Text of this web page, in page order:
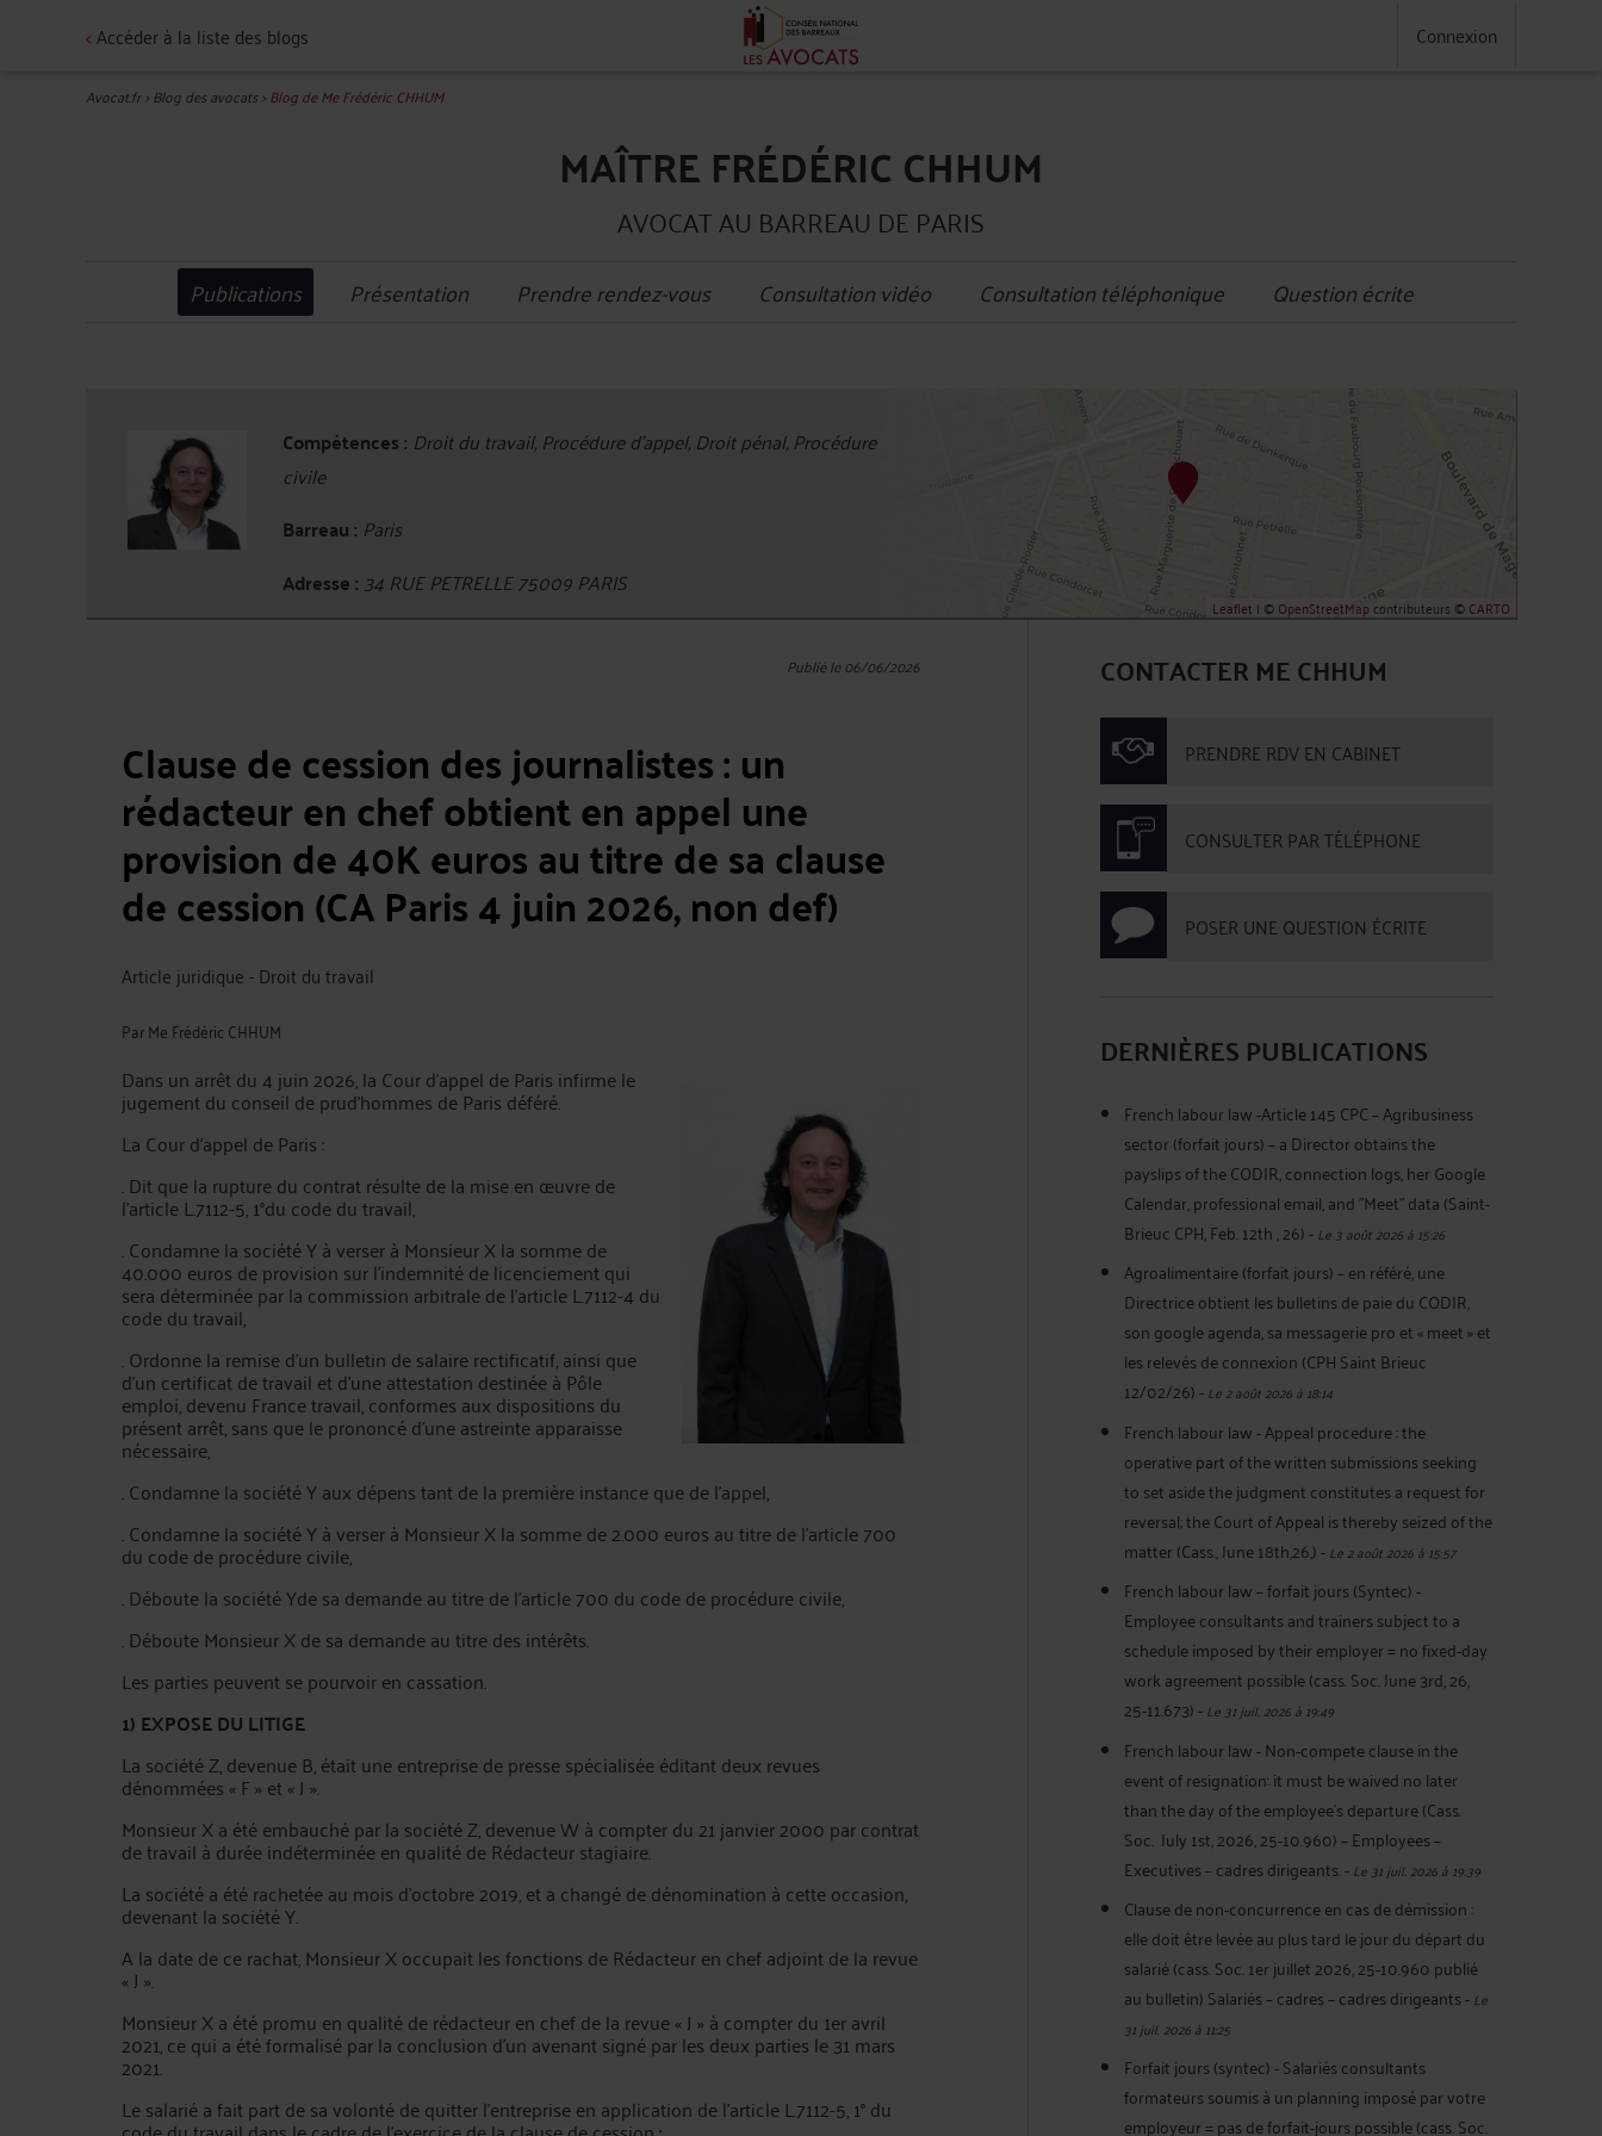
<Accéder à la liste des blogs Connexion
Avocat.fr>Blog des avocats>Blog de Me Frédéric CHHUM
MAÎTRE FRÉDÉRIC CHHUM
AVOCAT AU BARREAU DE PARIS
Publications Présentation Prendre rendez-vous Consultation vidéo Consultation téléphonique Question écrite
Compétences : Droit du travail, Procédure d'appel, Droit pénal, Procédure
civile
Barreau : Paris
Adresse : 34 RUE PETRELLE 75009 PARIS
−
Leaflet | ©OpenStreetMapcontributeurs ©CARTO
Publié le 06/06/2026
Clause de cession des journalistes : un
rédacteur en chef obtient en appel une
provision de 40K euros au titre de sa clause
de cession (CA Paris 4 juin 2026, non def)
Article juridique - Droit du travail
ParMe Frédéric CHHUM
Dans un arrêt du 4 juin 2026, la Cour d’appel de Paris infirme le
jugement du conseil de prud’hommes de Paris déféré.
La Cour d’appel de Paris :
. Dit que la rupture du contrat résulte de la mise en œuvre de
l’article L.7112-5, 1°du code du travail,
. Condamne la société Y à verser à Monsieur X la somme de
40.000 euros de provision sur l’indemnité de licenciement qui
sera déterminée par la commission arbitrale de l’article L.7112-4 du
code du travail,
. Ordonne la remise d’un bulletin de salaire rectificatif, ainsi que
d'un certificat de travail et d'une attestation destinée à Pôle
emploi, devenu France travail, conformes aux dispositions du
présent arrêt, sans que le prononcé d'une astreinte apparaisse
nécessaire,
. Condamne la société Y aux dépens tant de la première instance que de l’appel,
. Condamne la société Y à verser à Monsieur X la somme de 2.000 euros au titre de l’article 700
du code de procédure civile,
. Déboute la société Yde sa demande au titre de l’article 700 du code de procédure civile,
. Déboute Monsieur X de sa demande au titre des intérêts.
Les parties peuvent se pourvoir en cassation.
1) EXPOSE DU LITIGE
La société Z, devenue B, était une entreprise de presse spécialisée éditant deux revues
dénommées « F » et « J ».
Monsieur X a été embauché par la société Z, devenue W à compter du 21 janvier 2000 par contrat
de travail à durée indéterminée en qualité de Rédacteur stagiaire.
La société a été rachetée au mois d’octobre 2019, et a changé de dénomination à cette occasion,
devenant la société Y.
A la date de ce rachat, Monsieur X occupait les fonctions de Rédacteur en chef adjoint de la revue
« J ».
Monsieur X a été promu en qualité de rédacteur en chef de la revue « J » à compter du 1er avril
2021, ce qui a été formalisé par la conclusion d’un avenant signé par les deux parties le 31 mars
2021.
Le salarié a fait part de sa volonté de quitter l’entreprise en application de l’article L.7112-5, 1° du
CONTACTER ME CHHUM
PRENDRE RDV EN CABINET
CONSULTER PAR TÉLÉPHONE
POSER UNE QUESTION ÉCRITE
DERNIÈRES PUBLICATIONS
French labour law -Article 145 CPC – Agribusiness
sector (forfait jours) – a Director obtains the
payslips of the CODIR, connection logs, her Google
Calendar, professional email, and "Meet" data (Saint-
Brieuc CPH, Feb. 12th , 26)-Le 3 août 2026 à 15:26
Agroalimentaire (forfait jours) – en référé, une
Directrice obtient les bulletins de paie du CODIR,
son google agenda, sa messagerie pro et « meet » et
les relevés de connexion (CPH Saint Brieuc
12/02/26)-Le 2 août 2026 à 18:14
French labour law - Appeal procedure : the
operative part of the written submissions seeking
to set aside the judgment constitutes a request for
reversal; the Court of Appeal is thereby seized of the
matter (Cass., June 18th,26,)-Le 2 août 2026 à 15:57
French labour law – forfait jours (Syntec) -
Employee consultants and trainers subject to a
schedule imposed by their employer = no fixed-day
work agreement possible (cass. Soc. June 3rd, 26,
25-11.673)-Le 31 juil. 2026 à 19:49
French labour law - Non-compete clause in the
event of resignation: it must be waived no later
than the day of the employee's departure (Cass.
Soc. July 1st, 2026, 25-10.960) – Employees –
Executives – cadres dirigeants.-Le 31 juil. 2026 à 19:39
Clause de non-concurrence en cas de démission :
elle doit être levée au plus tard le jour du départ du
salarié (cass. Soc. 1er juillet 2026, 25-10.960 publié
au bulletin) Salariés – cadres – cadres dirigeants-Le
31 juil. 2026 à 11:25
Forfait jours (syntec) - Salariés consultants
formateurs soumis à un planning imposé par votre
employeur = pas de forfait-jours possible (cass. Soc.